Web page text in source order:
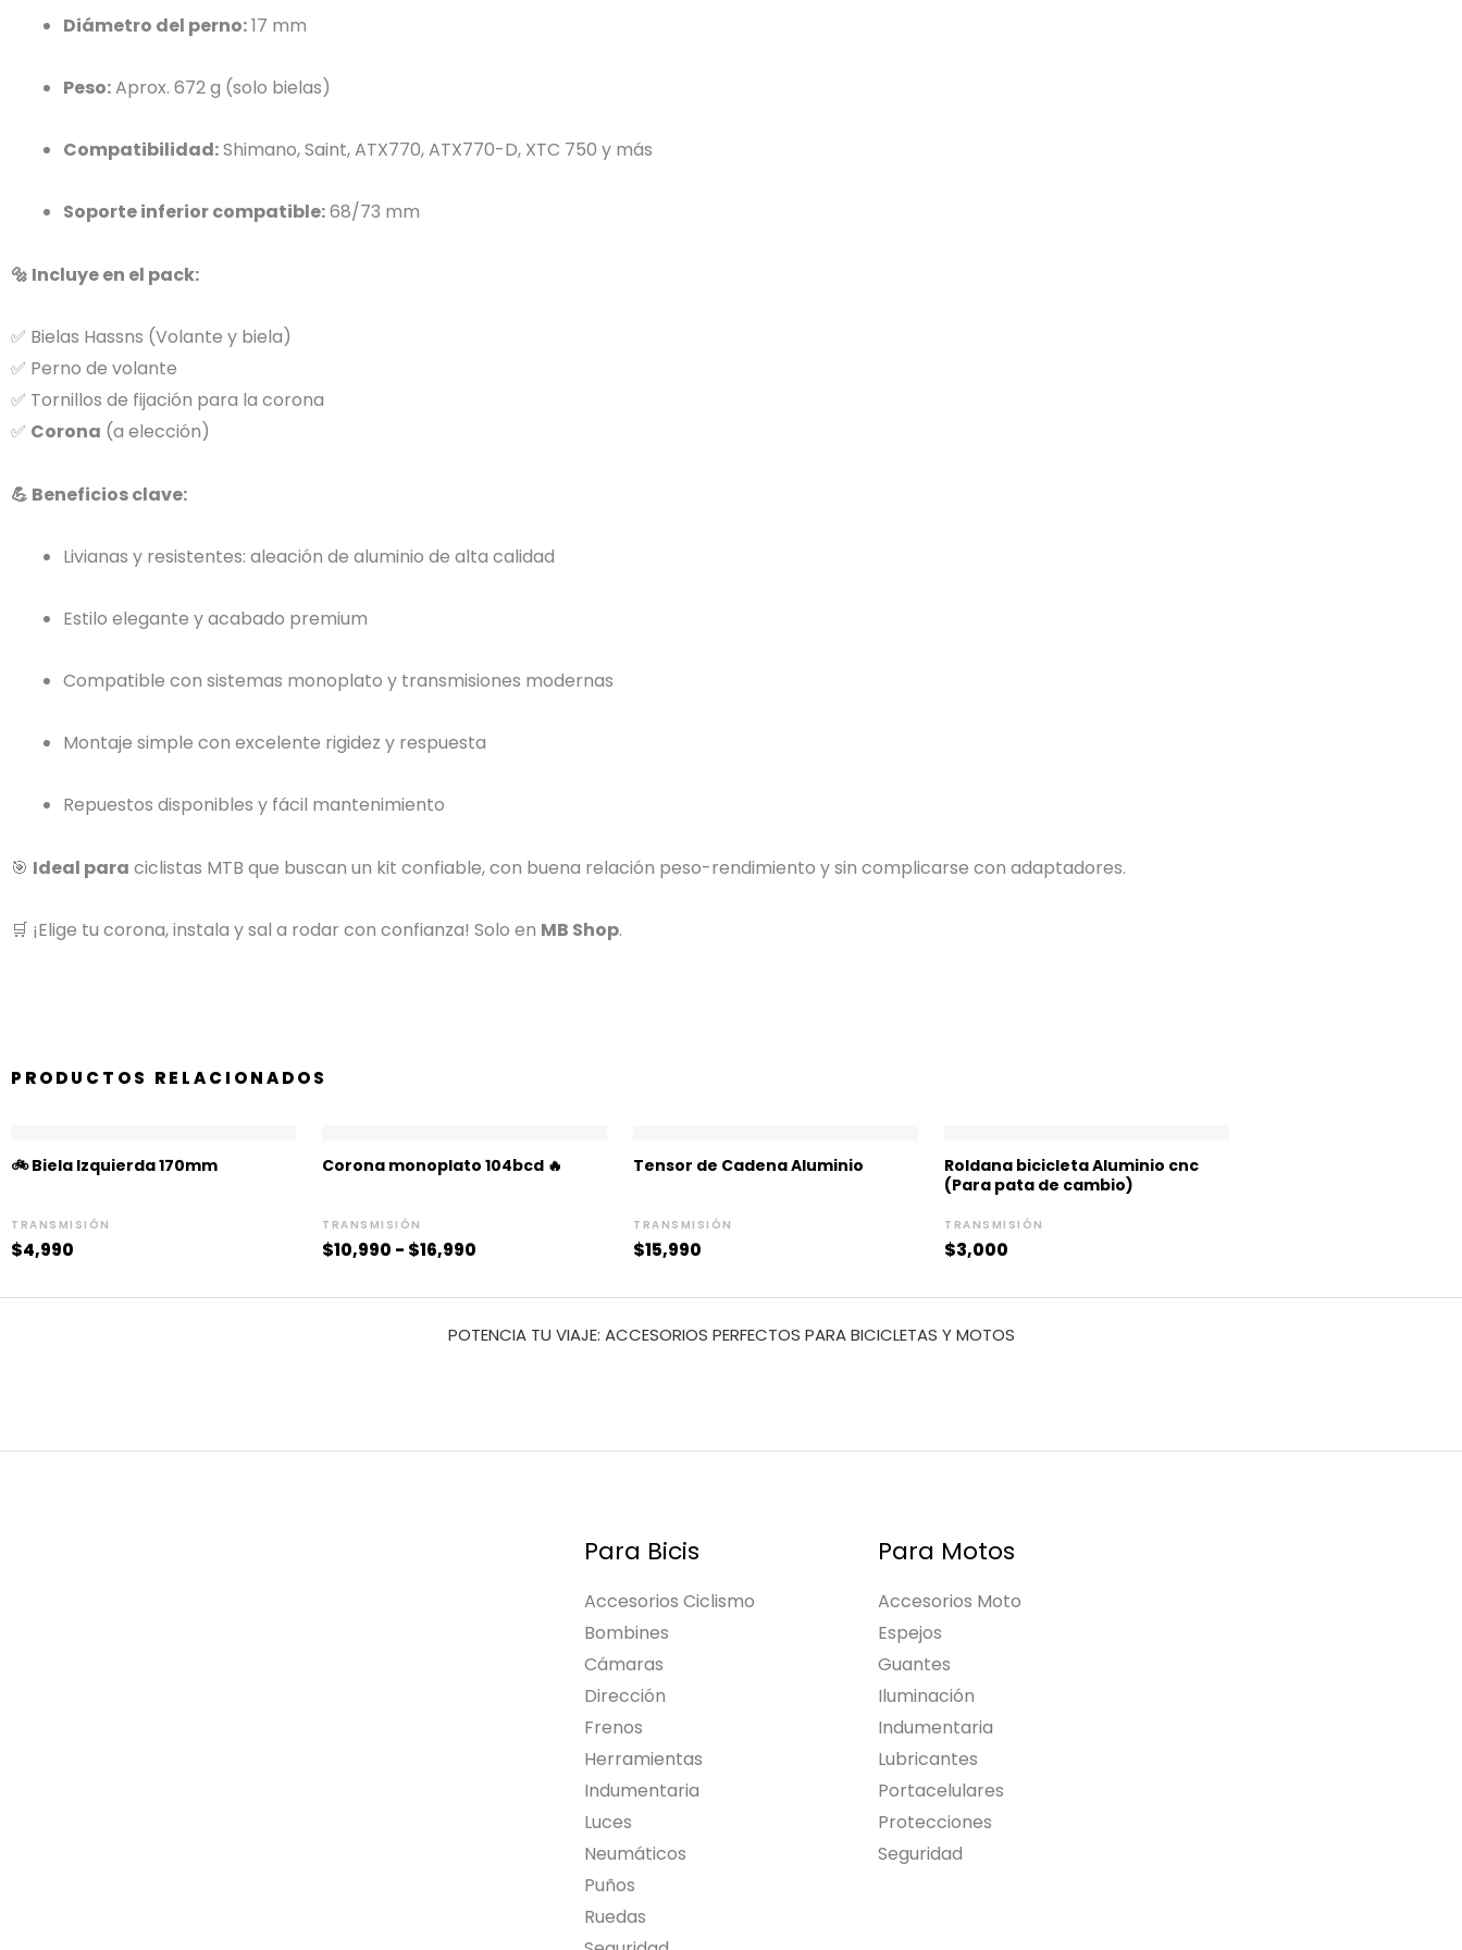
Diámetro del perno:17 mm
Peso:Aprox. 672 g (solo bielas)
Compatibilidad:Shimano, Saint, ATX770, ATX770-D, XTC 750 y más
Soporte inferior compatible:68/73 mm
🔩 Incluye en el pack:
✅ Bielas Hassns (Volante y biela)
✅ Perno de volante
✅ Tornillos de fijación para la corona
✅ Corona (a elección)
💪 Beneficios clave:
Livianas y resistentes: aleación de aluminio de alta calidad
Estilo elegante y acabado premium
Compatible con sistemas monoplato y transmisiones modernas
Montaje simple con excelente rigidez y respuesta
Repuestos disponibles y fácil mantenimiento
🎯 Ideal para ciclistas MTB que buscan un kit confiable, con buena relación peso-rendimiento y sin complicarse con adaptadores.
🛒 ¡Elige tu corona, instala y sal a rodar con confianza! Solo en MB Shop.
PRODUCTOS RELACIONADOS
🚲 Biela Izquierda 170mm
TRANSMISIÓN
$4,990
Corona monoplato 104bcd 🔥
TRANSMISIÓN
$10,990 - $16,990
de
precios:
Tensor de Cadena Aluminio
TRANSMISIÓN
$15,990
Roldana bicicleta Aluminio cnc
(Para pata de cambio)
TRANSMISIÓN
$3,000
POTENCIA TU VIAJE: ACCESORIOS PERFECTOS PARA BICICLETAS Y MOTOS
Para Bicis
Accesorios Ciclismo
Bombines
Cámaras
Dirección
Frenos
Herramientas
Indumentaria
Luces
Neumáticos
Puños
Ruedas
Para Motos
Accesorios Moto
Espejos
Guantes
Iluminación
Indumentaria
Lubricantes
Portacelulares
Protecciones
Seguridad